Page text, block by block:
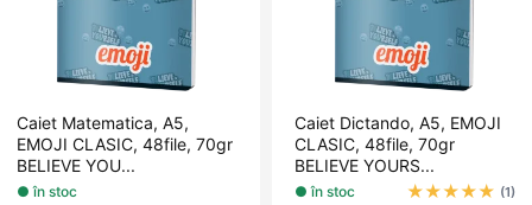
Caiet Matematica, A5,
EMOJI CLASIC, 48file, 70gr
BELIEVE YOU...
● în stoc
Caiet Dictando, A5, EMOJI
CLASIC, 48file, 70gr
BELIEVE YOURS...
● în stoc ★★★★★ (1)